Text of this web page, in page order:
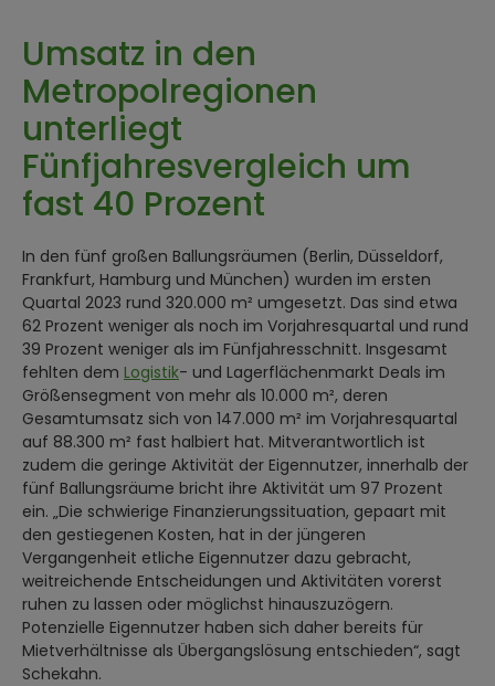
Umsatz in den
Metropolregionen
unterliegt
Fünfjahresvergleich um
fast 40 Prozent
In den fünf großen Ballungsräumen (Berlin, Düsseldorf,
Frankfurt, Hamburg und München) wurden im ersten
Quartal 2023 rund 320.000 m² umgesetzt. Das sind etwa
62 Prozent weniger als noch im Vorjahresquartal und rund
39 Prozent weniger als im Fünfjahresschnitt. Insgesamt
fehlten dem Logistik- und Lagerflächenmarkt Deals im
Größensegment von mehr als 10.000 m², deren
Gesamtumsatz sich von 147.000 m² im Vorjahresquartal
auf 88.300 m² fast halbiert hat. Mitverantwortlich ist
zudem die geringe Aktivität der Eigennutzer, innerhalb der
fünf Ballungsräume bricht ihre Aktivität um 97 Prozent
ein. „Die schwierige Finanzierungssituation, gepaart mit
den gestiegenen Kosten, hat in der jüngeren
Vergangenheit etliche Eigennutzer dazu gebracht,
weitreichende Entscheidungen und Aktivitäten vorerst
ruhen zu lassen oder möglichst hinauszuzögern.
Potenzielle Eigennutzer haben sich daher bereits für
Mietverhältnisse als Übergangslösung entschieden“, sagt
Schekahn.